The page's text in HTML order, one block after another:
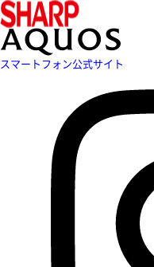
スマートフォン公式サイト